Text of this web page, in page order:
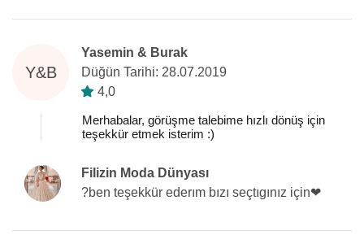
Y&B
Yasemin & Burak
Düğün Tarihi: 28.07.2019
4,0
Merhabalar, görüşme talebime hızlı dönüş için
teşekkür etmek isterim :)
Filizin Moda Dünyası
?ben teşekkür ederım bızı seçtıgınız için❤️